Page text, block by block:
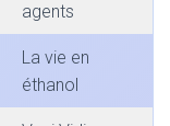
agents
La vie en
éthanol